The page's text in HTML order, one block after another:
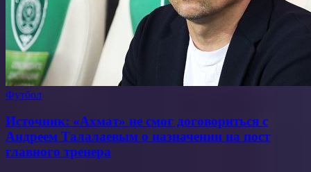
Футбол
Источник: «Ахмат» не смог договориться с
Андреем Талалаевым о назначении на пост
главного тренера